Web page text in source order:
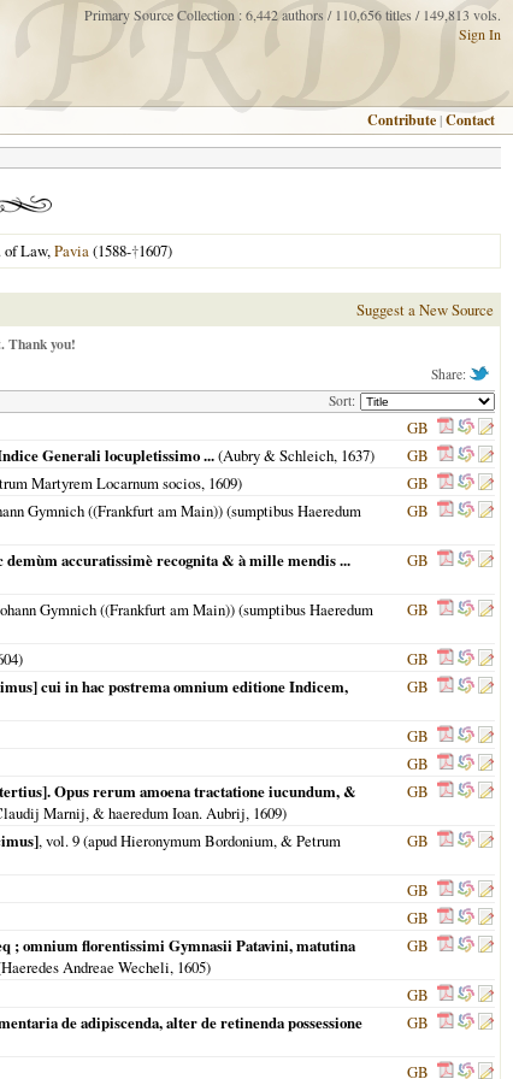
Primary Source Collection : 6,442 authors / 110,656 titles / 149,813 vols.
Sign In
Contribute |Contact
of Law,Pavia(1588-†1607)
Suggest a New Source
Thank you!
Share:
Sort:
GB
Generali locupletissimo ...(Aubry & Schleich, 1637)
GB
Martyrem Locarnum socios, 1609)
GB
Gymnich ((Frankfurt am Main)) (sumptibus Haeredum
GB
accuratissimè recognita & à mille mendis ...
GB
Gymnich ((Frankfurt am Main)) (sumptibus Haeredum
GB
)
GB
cui in hac postrema omnium editione Indicem,
GB
GB
GB
Opus rerum amoena tractatione iucundum, &
Marnij, & haeredum Ioan. Aubrij, 1609)
GB
, vol. 9 (apud Hieronymum Bordonium, & Petrum
GB
GB
GB
; omnium florentissimi Gymnasii Patavini, matutina
Andreae Wecheli, 1605)
GB
GB
de adipiscenda, alter de retinenda possessione
GB
GB